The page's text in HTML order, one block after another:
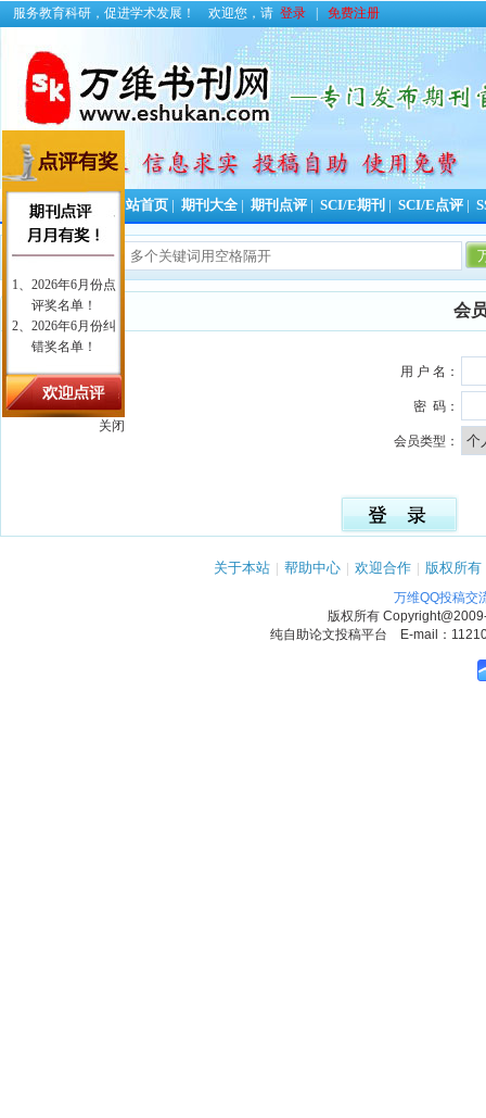
服务教育科研，促进学术发展！ 欢迎您，请 登录 免费注册
投稿好助手！ 网站首页 期刊大全 期刊点评 SCI/E期刊 SCI/E点评
关闭
会
用 户 名：
密 码：
会员类型：
关于本站 | 帮助中心 | 欢迎合作 | 版权所有
万维QQ投稿交
版权所有
纯自助论文投稿平台 E-mail：